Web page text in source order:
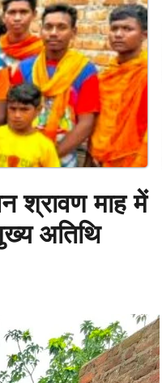
श्रावण माह में
अतिथि